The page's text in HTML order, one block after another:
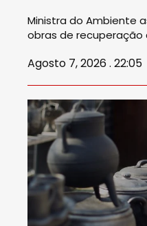
Ministra do Ambiente
obras de recuperação
Agosto 7, 2026 . 22:05